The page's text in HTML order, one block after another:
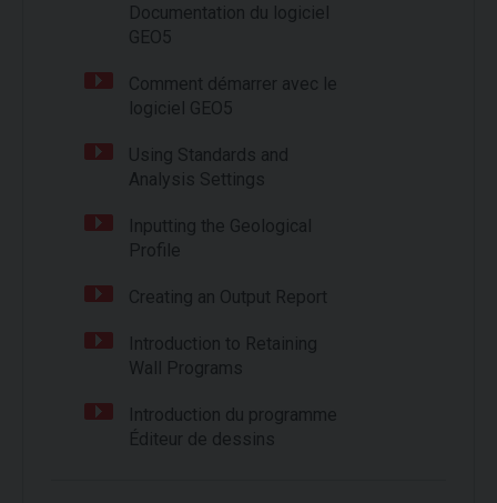
Documentation du logiciel
GEO5
Comment démarrer avec le
logiciel GEO5
Using Standards and
Analysis Settings
Inputting the Geological
Profile
Creating an Output Report
Introduction to Retaining
Wall Programs
Introduction du programme
Éditeur de dessins